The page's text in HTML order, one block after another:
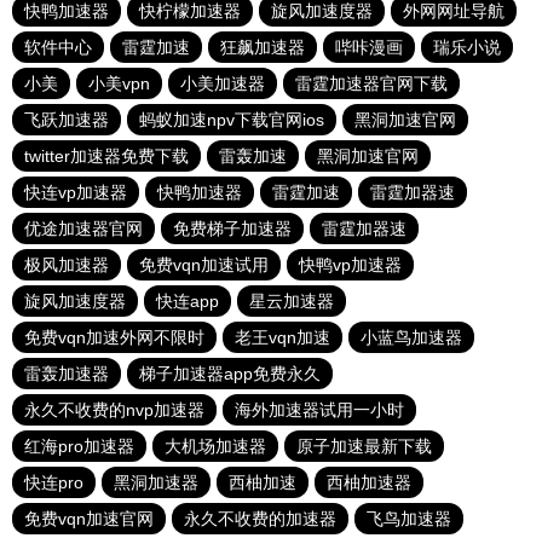
快鸭加速器
快柠檬加速器 旋风加速度器
外网网址导航
软件中心
雷霆加速 狂飙加速器 哔咔漫画
瑞乐小说
小美
小美vpn 小美加速器
雷霆加速器官网下载
飞跃加速器
蚂蚁加速npv下载官网ios
黑洞加速官网
twitter加速器免费下载
雷轰加速
黑洞加速官网
快连vp加速器
快鸭加速器 雷霆加速
雷霆加器速
优途加速器官网
免费梯子加速器
雷霆加器速
极风加速器
免费vqn加速试用
快鸭vp加速器
旋风加速度器
快连app
星云加速器
免费vqn加速外网不限时
老王vqn加速
小蓝鸟加速器
雷轰加速器
梯子加速器app免费永久
永久不收费的nvp加速器
海外加速器试用一小时
红海pro加速器
大机场加速器
原子加速最新下载
快连pro
黑洞加速器 西柚加速
西柚加速器
免费vqn加速官网
永久不收费的加速器 飞鸟加速器